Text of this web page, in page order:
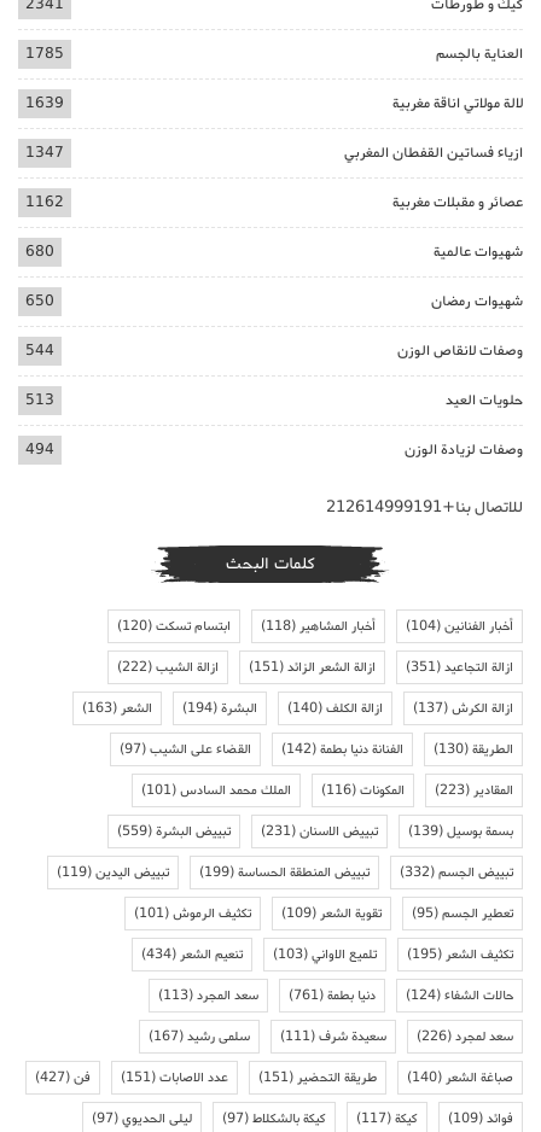
العناية بالجسم 1785
لالة مولاتي اناقة مغربية 1639
ازياء فساتين القفطان المغربي 1347
عصائر و مقبلات مغربية 1162
شهيوات عالمية 680
شهيوات رمضان 650
وصفات لانقاص الوزن 544
حلويات العيد 513
وصفات لزيادة الوزن 494
للاتصال بنا+212614999191
كلمات البحث
أخبار الفنانين(104) أخبار المشاهير(118) ابتسام تسكت(120)
ازالة التجاعيد(351) ازالة الشعر الزائد(151) ازالة الشيب(222)
ازالة الكرش(137) ازالة الكلف(140) البشرة(194) الشعر(163)
الطريقة(130) الفنانة دنيا بطمة(142) القضاء على الشيب(97)
المقادير(223) المكونات(116) الملك محمد السادس(101)
بسمة بوسيل(139) تبييض الاسنان(231) تبييض البشرة(559)
تبييض الجسم(332) تبييض المنطقة الحساسة(199) تبييض اليدين(119)
تعطير الجسم(95) تقوية الشعر(109) تكثيف الرموش(101)
تكثيف الشعر(195) تلميع الاواني(103) تنعيم الشعر(434)
حالات الشفاء(124) دنيا بطمة(761) سعد المجرد(113)
سعد لمجرد(226) سعيدة شرف(111) سلمى رشيد(167)
صباغة الشعر(140) طريقة التحضير(151) عدد الاصابات(151) فن(427)
فوائد(109) كيكة(117) كيكة بالشكلاط(97) ليلى الحديوي(97)